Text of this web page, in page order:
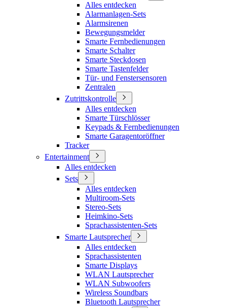
Alles entdecken
Alarmanlagen-Sets
Alarmsirenen
Bewegungsmelder
Smarte Fernbedienungen
Smarte Schalter
Smarte Steckdosen
Smarte Tastenfelder
Tür- und Fenstersensoren
Zentralen
Zutrittskontrolle
Alles entdecken
Smarte Türschlösser
Keypads & Fernbedienungen
Smarte Garagentoröffner
Tracker
Entertainment
Alles entdecken
Sets
Alles entdecken
Multiroom-Sets
Stereo-Sets
Heimkino-Sets
Sprachassistenten-Sets
Smarte Lautsprecher
Alles entdecken
Sprachassistenten
Smarte Displays
WLAN Lautsprecher
WLAN Subwoofers
Wireless Soundbars
Bluetooth Lautsprecher